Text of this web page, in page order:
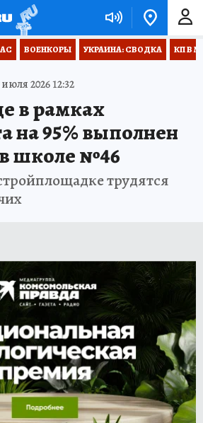
ВОЕНКОРЫ УКРАИНА: СВОДКА КП В
2026 12:32
в рамках
на 95% выполнен
школе №46
трудятся